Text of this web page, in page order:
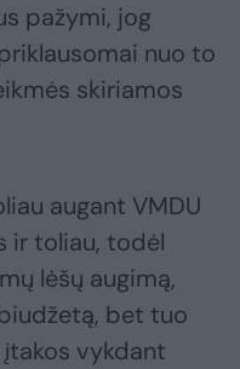
pažymi, jog
nuo to
skiriamos
augant VMDU
ir toliau, todėl
lėšų augimą,
bet tuo
vykdant